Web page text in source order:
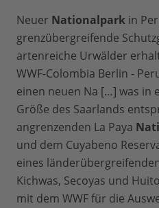
Neuer Nationalpark in
grenzübergreifende
artenreiche Urwälder
WWF-Colombia Berlin -
einen neuen Na […] was in
Größe des Saarlands
angrenzenden La Paya
und dem Cuyabeno
eines
Kichwas, Secoyas und
mit dem WWF für die